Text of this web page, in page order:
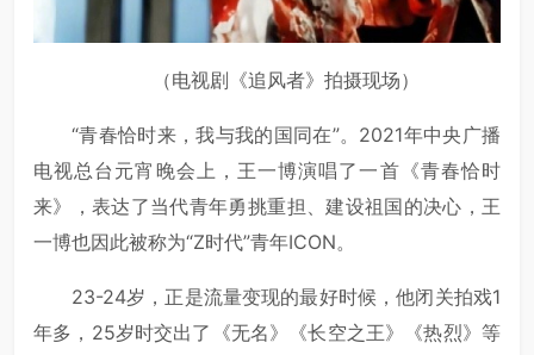
（电视剧 《追风者》 拍摄现场）
“青春恰时来，我与我的国同在”。2021年中央广播
电视总台元宵晚会上，王一博演唱了一首《青春恰时
来》，表达了当代青年勇挑重担、建设祖国的决心，王
一博也因此被称为“Z时代”青年ICON。
23-24岁，正是流量变现的最好时候，他闭关拍戏1
年多，25岁时交出了《无名》《长空之王》《热烈》等